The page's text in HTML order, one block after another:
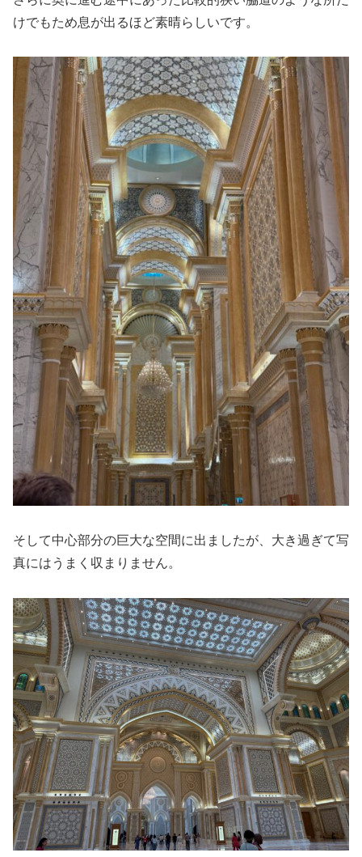
けでもため息が出るほど素晴らしいです。
そして中心部分の巨大な空間に出ましたが、大き過ぎて写
真にはうまく収まりません。